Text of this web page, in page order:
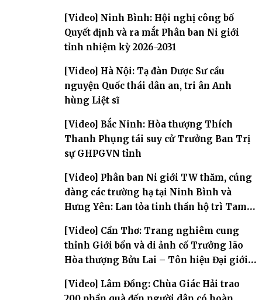
[Video] Ninh Bình: Hội nghị công bố
Quyết định và ra mắt Phân ban Ni giới
tỉnh nhiệm kỳ 2026-2031
[Video] Hà Nội: Tạ đàn Dược Sư cầu
nguyện Quốc thái dân an, tri ân Anh
hùng Liệt sĩ
[Video] Bắc Ninh: Hòa thượng Thích
Thanh Phụng tái suy cử Trưởng Ban Trị
sự GHPGVN tỉnh
[Video] Phân ban Ni giới TW thăm, cúng
dàng các trường hạ tại Ninh Bình và
Hưng Yên: Lan tỏa tinh thần hộ trì Tam
[Video] Cần Thơ: Trang nghiêm cung
thỉnh Giới bổn và di ảnh cố Trưởng lão
Hòa thượng Bửu Lai – Tôn hiệu Đại giới
[Video] Lâm Đồng: Chùa Giác Hải trao